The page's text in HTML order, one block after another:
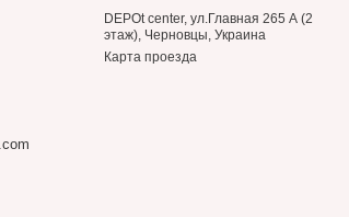
DEPOt center, ул.Главная 265 А (2
этаж), Черновцы, Украина
Карта проезда